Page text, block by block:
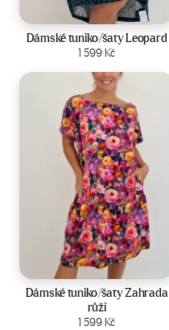
Velikost:44-50
Dámské tuniko/šaty Leopard
1 599Kč
Zobrazit produkt
Velikost:44-50
Dámské tuniko/šaty Zahrada
růží
1 599Kč
Zobrazit produkt